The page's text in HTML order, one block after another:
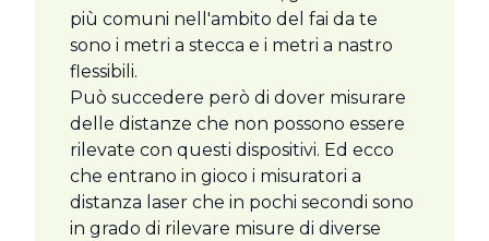
più comuni nell'ambito del fai da te
sono i metri a stecca e i metri a nastro
flessibili.
Può succedere però di dover misurare
delle distanze che non possono essere
rilevate con questi dispositivi. Ed ecco
che entrano in gioco i misuratori a
distanza laser che in pochi secondi sono
in grado di rilevare misure di diverse